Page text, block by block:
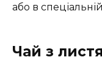
або в
Чай з